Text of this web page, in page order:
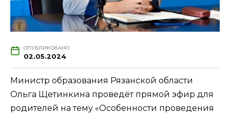
ОПУБЛИКОВАНО
02.05.2024
Министр образования Рязанской области
Ольга Щетинкина проведёт прямой эфир для
родителей на тему «Особенности проведения